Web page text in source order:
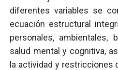
diferentes variables se
ecuación estructural
personales, ambientales,
salud mental y cognitiva,
la actividad y restricciones